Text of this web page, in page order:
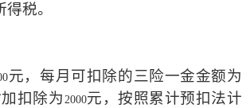
税。
元，每月可扣除的三险一金金额为
扣除为 2000元，按照累计预扣法计